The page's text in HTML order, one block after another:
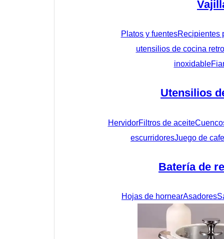
Platos y fuentesRecipientes
utensilios de cocina retro
inoxidable
Utensilios
HervidorFiltros de aceite
escurridoresJuego de
Batería de
Hojas de hornearAsadores